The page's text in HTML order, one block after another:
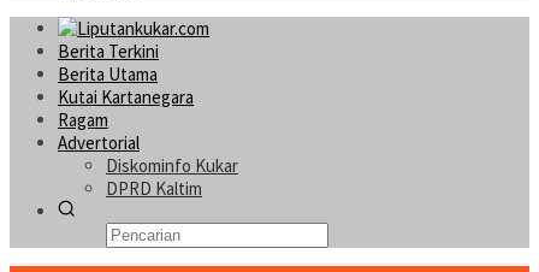
Berita Terkini
Berita Utama
Kutai Kartanegara
Ragam
Advertorial
Diskominfo Kukar
DPRD Kaltim